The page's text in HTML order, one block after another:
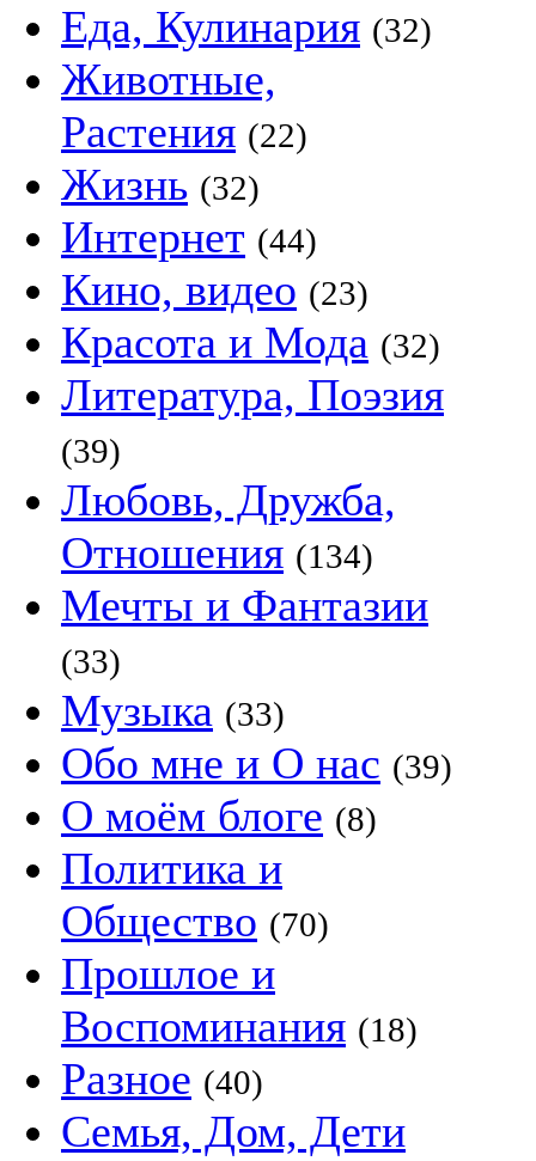
Еда, Кулинария (32)
Животные,
Растения (22)
Жизнь (32)
Интернет (44)
Кино, видео (23)
Красота и Мода (32)
Литература, Поэзия
(39)
Любовь, Дружба,
Отношения (134)
Мечты и Фантазии
(33)
Музыка (33)
Обо мне и О нас (39)
О моём блоге (8)
Политика и
Общество (70)
Прошлое и
Воспоминания (18)
Разное (40)
Семья, Дом, Дети